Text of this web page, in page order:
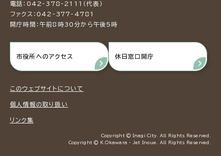
電話：042-378-2111（代表）
ファクス：042-377-4781
開庁時間：午前8時30分から午後5時
市役所へのアクセス 休日窓口開庁
このウェブサイトについて
個人情報の取り扱い
リンク集
Copyright © Inagi City. All Rights Reserved.
Copyright © K.Okawara ・ Jet Inoue. All Rights Reserved.